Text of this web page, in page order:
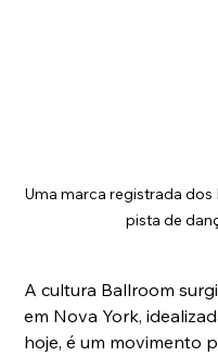
Uma marca registrada dos
pista de
A cultura Ballroom
em Nova York,
hoje, é um movimento